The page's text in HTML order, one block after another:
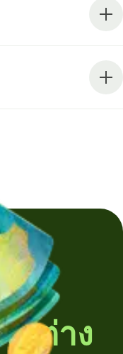
ปต่าง